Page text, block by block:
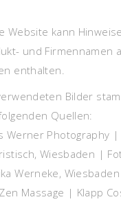
Website kann
und Firmennamen
enthalten.
Bilder
Quellen:
Werner Photography |
Wiesbaden |
Werneke,
Massage | Klapp